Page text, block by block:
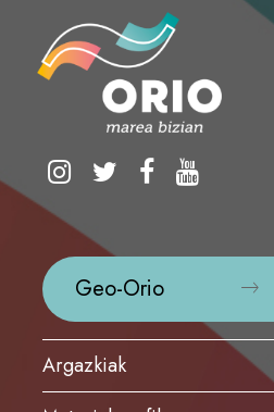
Geo-Orio
Argazkiak